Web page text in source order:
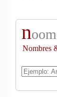
n
Nombres